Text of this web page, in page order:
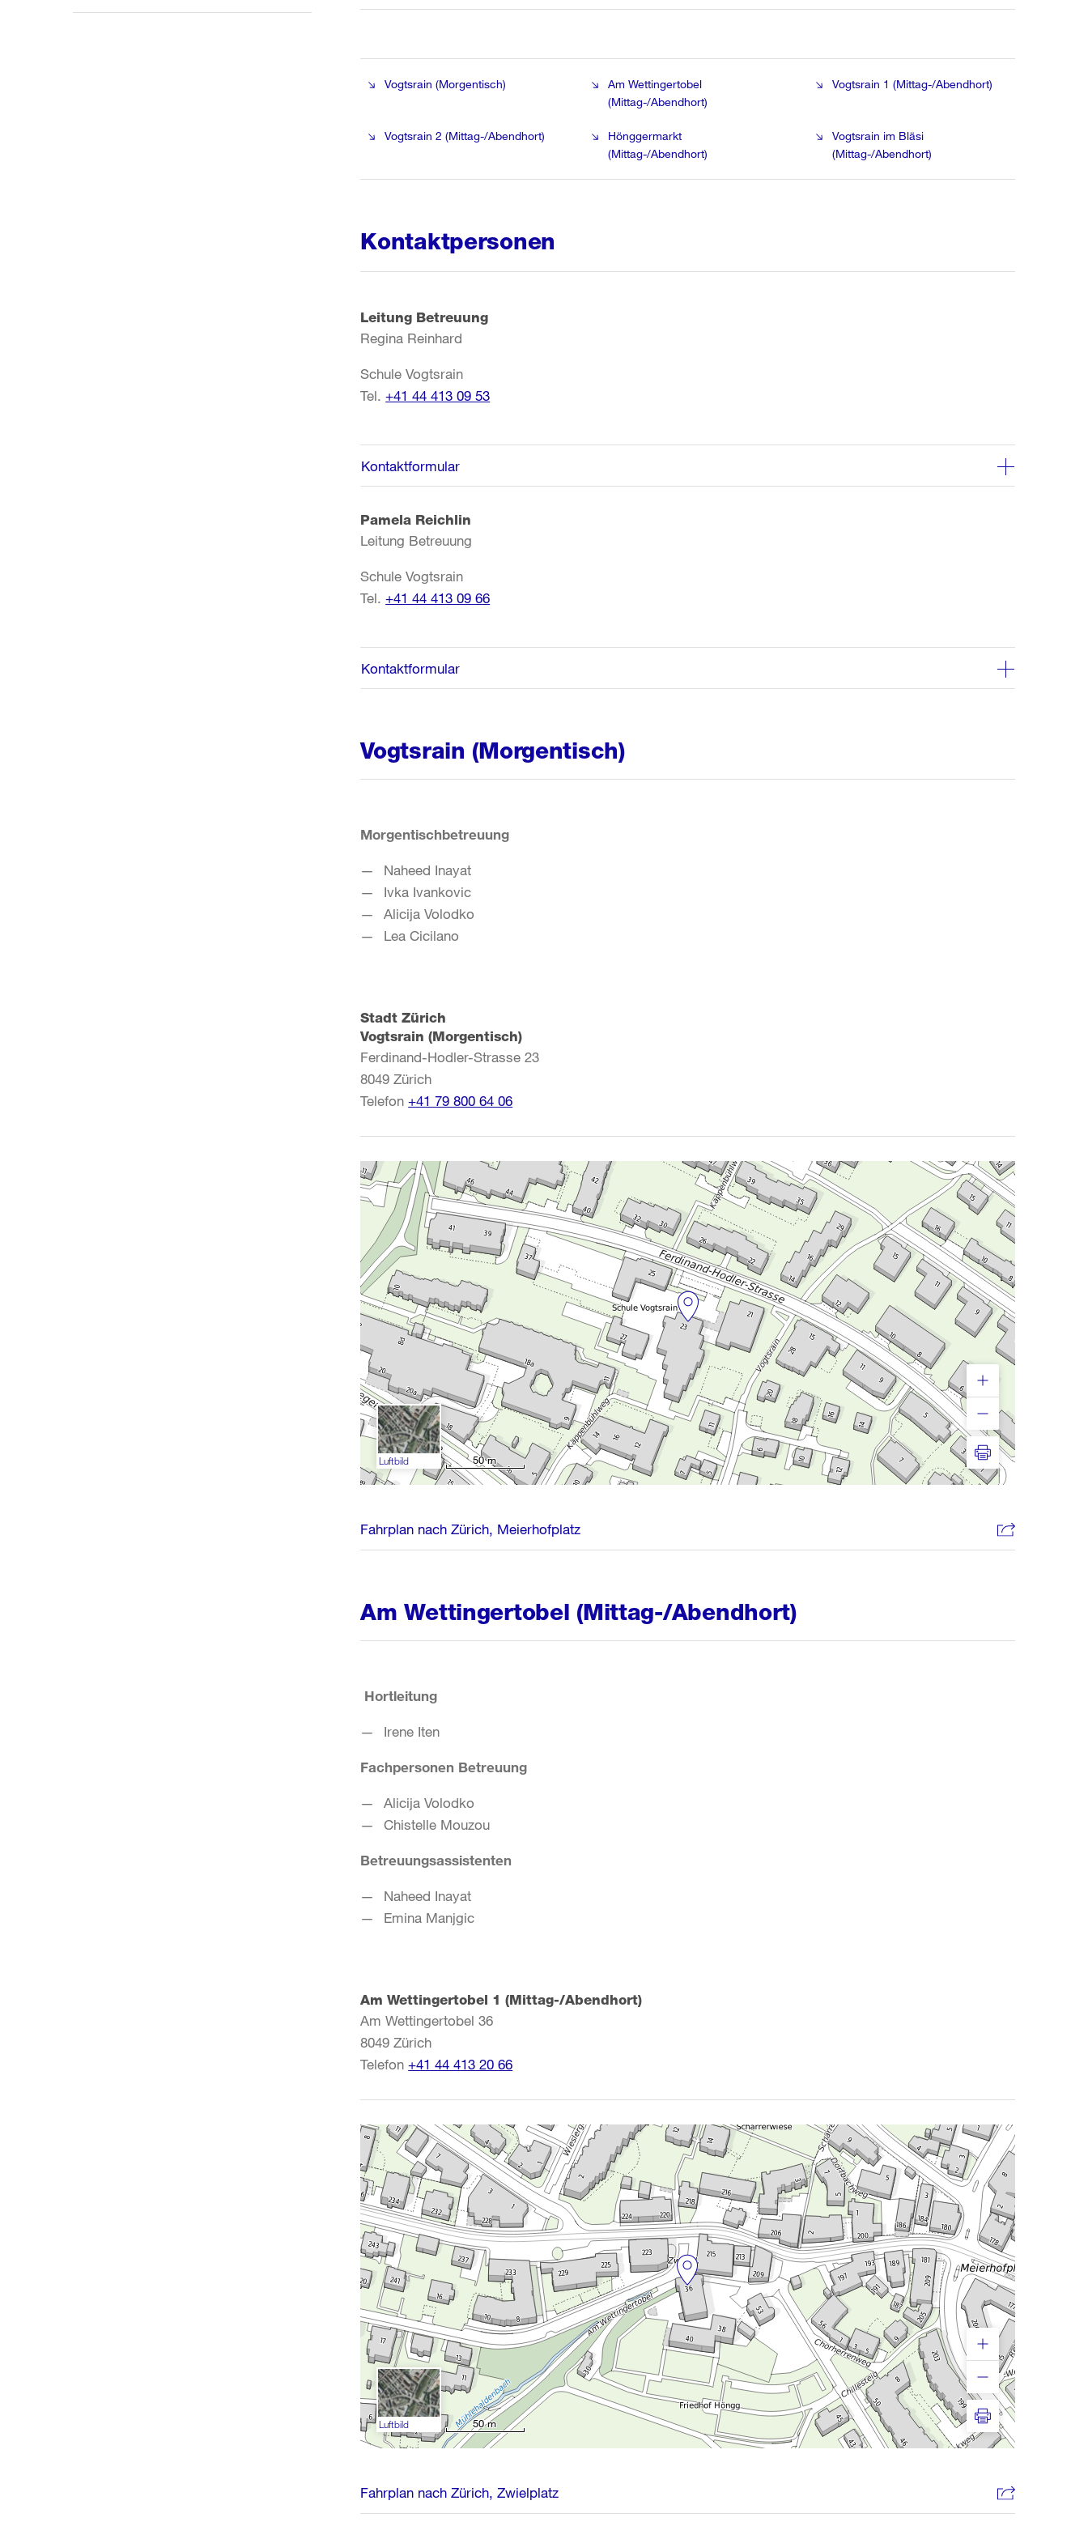
Vogtsrain (Morgentisch)
Am Wettingertobel
(Mittag-/Abendhort)
Vogtsrain 1 (Mittag-/Abendhort)
Vogtsrain 2 (Mittag-/Abendhort)
Hönggermarkt
(Mittag-/Abendhort)
Vogtsrain im Bläsi
(Mittag-/Abendhort)
Kontaktpersonen
Leitung Betreuung
Regina Reinhard
Schule Vogtsrain
Tel.+41 44 413 09 53
Kontaktformular
Pamela Reichlin
Leitung Betreuung
Schule Vogtsrain
Tel.+41 44 413 09 66
Kontaktformular
Vogtsrain (Morgentisch)
Morgentischbetreuung
Naheed Inayat
Ivka Ivankovic
Alicija Volodko
Lea Cicilano
Stadt Zürich
Vogtsrain (Morgentisch)
Ferdinand-Hodler-Strasse 23
8049Zürich
Telefon +41 79 800 64 06
50 m
Luftbild Drucken
Fahrplan nach Zürich, Meierhofplatz
Am Wettingertobel (Mittag-/Abendhort)
Hortleitung
Irene Iten
Fachpersonen Betreuung
Alicija Volodko
Chistelle Mouzou
Betreuungsassistenten
Naheed Inayat
Emina Manjgic
Am Wettingertobel 1 (Mittag-/Abendhort)
Am Wettingertobel 36
8049Zürich
Telefon +41 44 413 20 66
50 m
Luftbild Drucken
Fahrplan nach Zürich, Zwielplatz